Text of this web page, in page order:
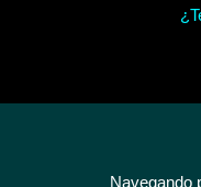
Navegando